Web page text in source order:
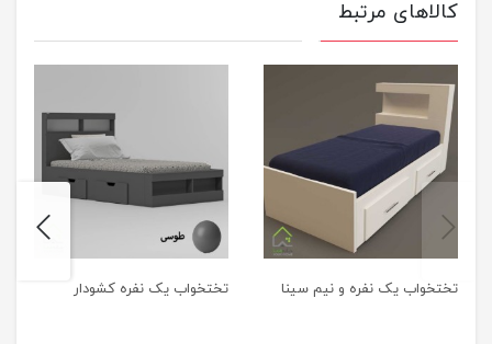
کالاهای مرتبط
تختخواب یک نفره و نیم سینا تختخواب یک نفره کشودار
previus